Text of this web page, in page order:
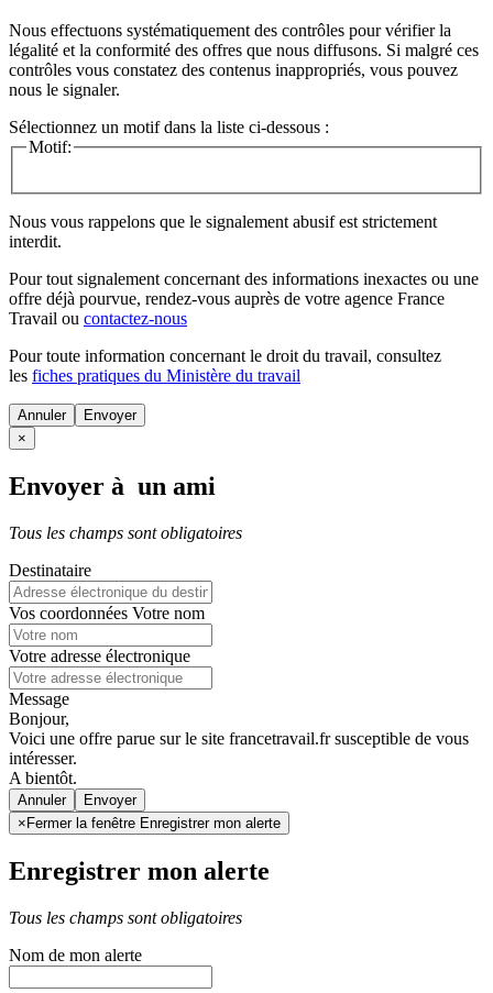
Nous effectuons systématiquement des contrôles pour vérifier la
légalité et la conformité des offres que nous diffusons. Si malgré ces
contrôles vous constatez des contenus inappropriés, vous pouvez
nous le signaler.
Sélectionnez un motif dans la liste ci-dessous :
Motif:
Nous vous rappelons que le signalement abusif est strictement
interdit.
Pour tout signalement concernant des informations inexactes ou une
offre déjà pourvue, rendez-vous auprès de votre agence France
Travail ou contactez-nous
Pour toute information concernant le droit du travail, consultez
les fiches pratiques du Ministère du travail
Annuler
×
Envoyer à un ami
Tous les champs sont obligatoires
Destinataire
Vos coordonnées Votre nom
Votre adresse électronique
Message
Bonjour,
Voici une offre parue sur le site francetravail.fr susceptible de vous
intéresser.
A bientôt.
Annuler
× Fermer la fenêtre Enregistrer mon alerte
Enregistrer mon alerte
Tous les champs sont obligatoires
Nom de mon alerte